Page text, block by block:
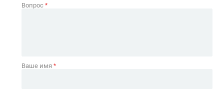
Вопрос *
Ваше имя *